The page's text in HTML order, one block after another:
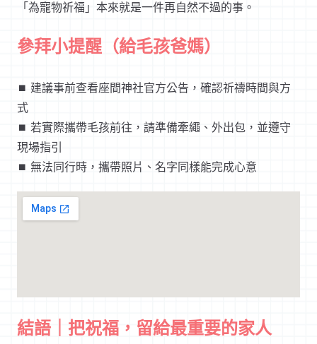
「為寵物祈福」本來就是一件再自然不過的事。
參拜小提醒（給毛孩爸媽）
⏹︎ 建議事前查看座間神社官方公告，確認祈禱時間與方
式
⏹︎ 若實際攜帶毛孩前往，請準備牽繩、外出包，並遵守
現場指引
⏹︎ 無法同行時，攜帶照片、名字同樣能完成心意
結語｜把祝福，留給最重要的家人